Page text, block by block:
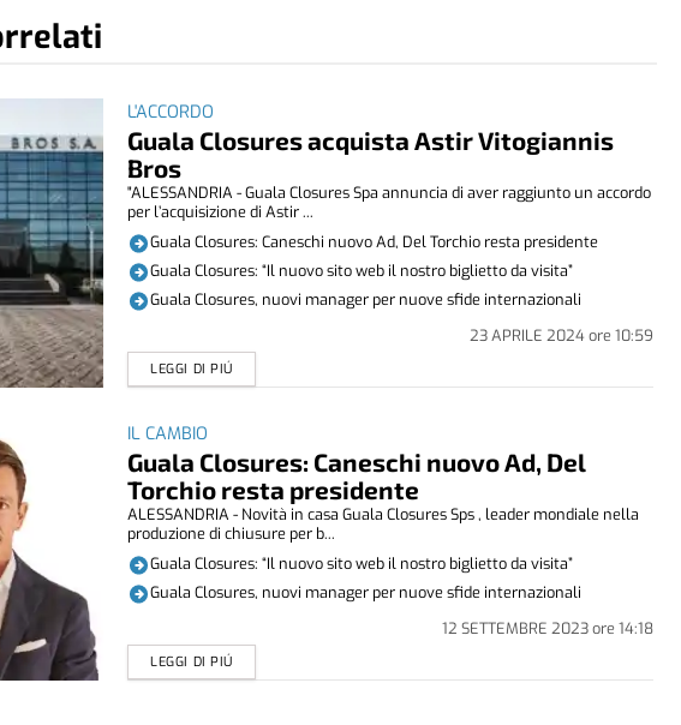
L'ACCORDO
Guala Closures acquista Astir Vitogiannis
Bros
23 APRILE 2024ore 10:59
"ALESSANDRIA - Guala Closures Spa annuncia di aver raggiunto un accordo
per l’acquisizione di Astir ...
LEGGI DI PIÚ
Guala Closures: Caneschi nuovo Ad, Del Torchio resta presidente
Guala Closures: “Il nuovo sito web il nostro biglietto da visita”
Guala Closures, nuovi manager per nuove sfide internazionali
IL CAMBIO
Guala Closures: Caneschi nuovo Ad, Del
Torchio resta presidente
12 SETTEMBRE 2023ore 14:18
ALESSANDRIA - Novità in casa Guala Closures Sps , leader mondiale nella
produzione di chiusure per b...
LEGGI DI PIÚ
Guala Closures: “Il nuovo sito web il nostro biglietto da visita”
Guala Closures, nuovi manager per nuove sfide internazionali